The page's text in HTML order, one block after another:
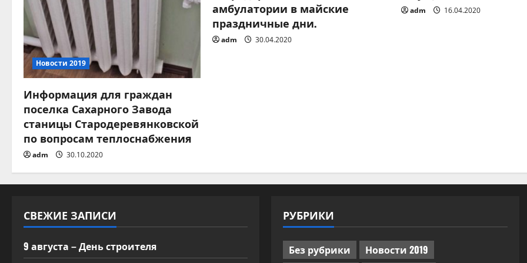
и
я
п
о
з
а
п
с
я
Новости 2019
Информация для граждан
поселка Сахарного Завода
станицы Стародеревянковской
по вопросам теплоснабжения
adm 30.10.2020
амбулатории в майские
праздничные дни.
adm 30.04.2020
adm 16.04.2020
СВЕЖИЕ ЗАПИСИ
9 августа – День строителя
РУБРИКИ
Без рубрики Новости 2019